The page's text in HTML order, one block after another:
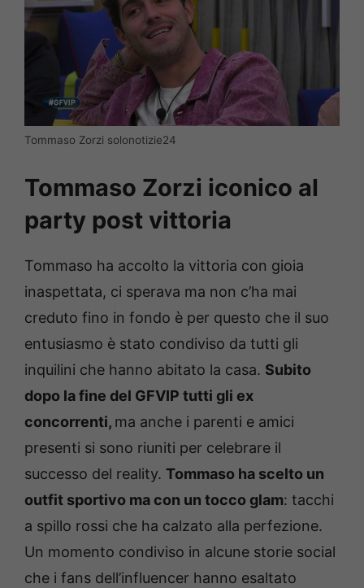
Tommaso Zorzi solonotizie24
Tommaso Zorzi iconico al
party post vittoria
Tommaso ha accolto la vittoria con gioia
inaspettata, ci sperava ma non c’ha mai
creduto fino in fondo è per questo che il suo
entusiasmo è stato condiviso da tutti gli
inquilini che hanno abitato la casa. Subito
dopo la fine del GFVIP tutti gli ex
concorrenti, ma anche i parenti e amici
presenti si sono riuniti per celebrare il
successo del reality. Tommaso ha scelto un
outfit sportivo ma con un tocco glam: tacchi
a spillo rossi che ha calzato alla perfezione.
Un momento condiviso in alcune storie social
che i fans dell’influencer hanno esaltato